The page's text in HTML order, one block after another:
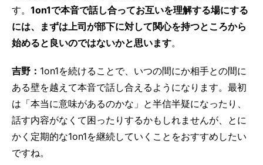
す。 1on1で本音で話し合ってお互いを理解する場にする
には、まずは上司が部下に対して関心を持つところから
始めると良いのではないかと思います。
吉野： 1on1を続けることで、いつの間にか相手との間に
ある壁を越えて本音で話し合えるようになります。最初
は「本当に意味があるのかな」と半信半疑になったり、
話す内容がなくて困ったりするかもしれませんが、とに
かく定期的な1on1を継続していくことをおすすめしたい
ですね。